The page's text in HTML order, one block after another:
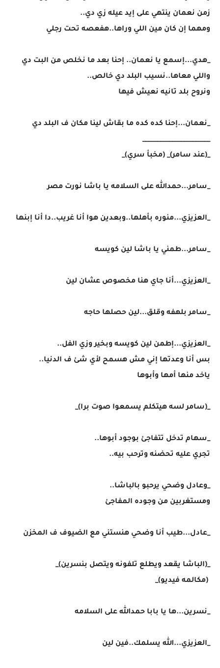
زمن نعمان ينتهي على إيد عيله زي دي..
ومهما إن كان مين اللي وراها..هفعصه تحت رجلي
_هدي...إسمع يا نعمان.. إحنا بعد ما نخلص من البت دي
واللي معاها..نسيب البلد دي خالص..
ونروح بلد تانيه نعيش فيها
_نعمان...إحنا كده كده ما بقاش لينا مكان ف البلد دي
_______________________
_(عند سامر)_ (مخبأ سري)_
_سامر...حمدالله على السلامه يا باشا نورت مصر
_العزيزي...منوره بأهلها..وبعدين هوا أنا غريب..دا أنا إبنها
_سامر...طمني يا باشا لين كويسه
_العزيزي...أنا جاي هنا مخصوص عشان لين
_سامر بلهفه وقلق...لين حصلها حاجه
_العزيزي...إطمن لين كويسه وبخير وزي الفل..
بس أنا وعدتها إني مش هسمح لأي شئ ف الدنيا..
ياخد منها أمها وأبوها
_(سامر لسه هيتكلم يسمعوا صوت برا)_
_سهام تدخل تتفاجئ بوجود أبوها..
تجري عليه تحضنه وترحب بيه..
_وعادل وضحي يرحبو بالباشا..
ومستغربين من وجوده المفاجئ
_عادل...طيب أنا وضحي هنستني مع الضيوف ف المخزن
_(الباشا يقعد ويطلع تلفونه ويتصل بنسرين)_
(مكالمه فيديو)_
_نسرين...ها يا بابا حمدالله على السلامه
_العزيزي...الله يسلمك..فين لين